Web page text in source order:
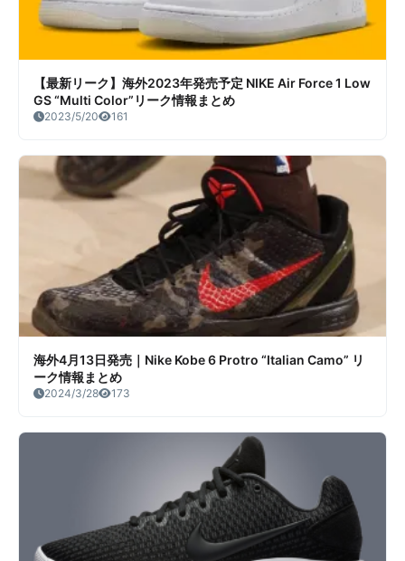
【最新リーク】海外2023年発売予定 NIKE Air Force 1 Low
GS “Multi Color”リーク情報まとめ
2023/5/20 161
海外4月13日発売｜Nike Kobe 6 Protro “Italian Camo” リ
ーク情報まとめ
2024/3/28 173